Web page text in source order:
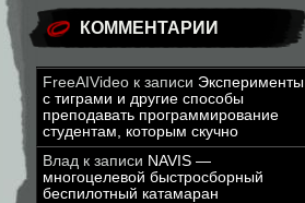
КОММЕНТАРИИ
FreeAIVideo к записи Эксперименты
с тиграми и другие способы
преподавать программирование
студентам, которым скучно
Влад к записи NAVIS —
многоцелевой быстросборный
беспилотный катамаран